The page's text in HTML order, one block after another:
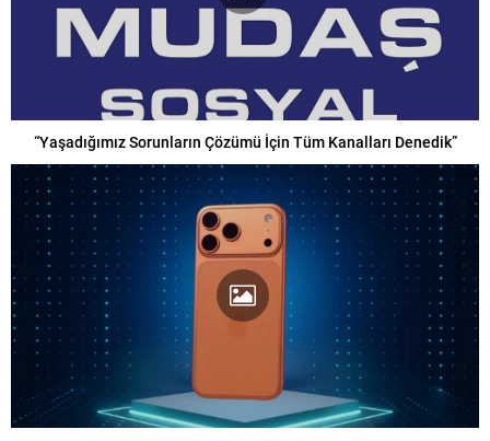
“Yaşadığımız Sorunların Çözümü İçin Tüm Kanalları Denedik”